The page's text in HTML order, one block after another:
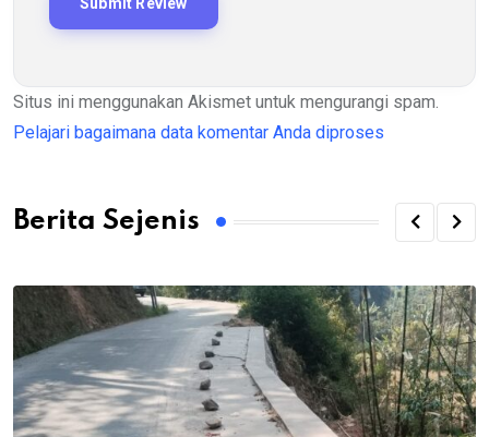
Situs ini menggunakan Akismet untuk mengurangi spam.
Pelajari bagaimana data komentar Anda diproses
Berita Sejenis